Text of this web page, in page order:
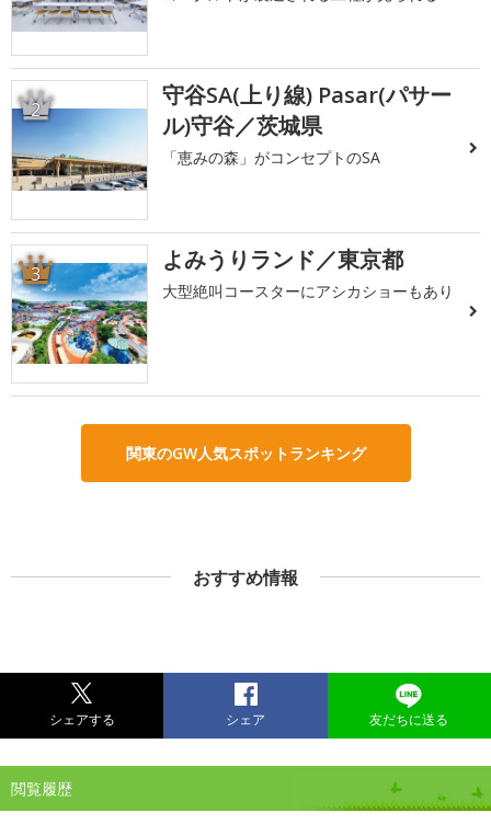
2
守谷SA(上り線) Pasar(パサー
ル)守谷／茨城県
「恵みの森」がコンセプトのSA
3 よみうりランド／東京都
大型絶叫コースターにアシカショーもあり
関東のGW人気スポットランキング
おすすめ情報
シェアする シェア 友だちに送る
閲覧履歴